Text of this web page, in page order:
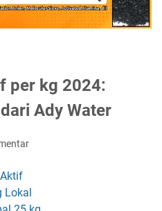
per kg 2024:
Ady Water
Lokal